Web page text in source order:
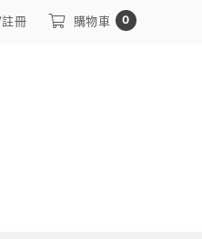
冊 購物車 0